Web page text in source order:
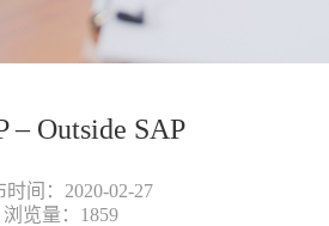
– Outside SAP
时间：2020-02-27
浏览量：1859